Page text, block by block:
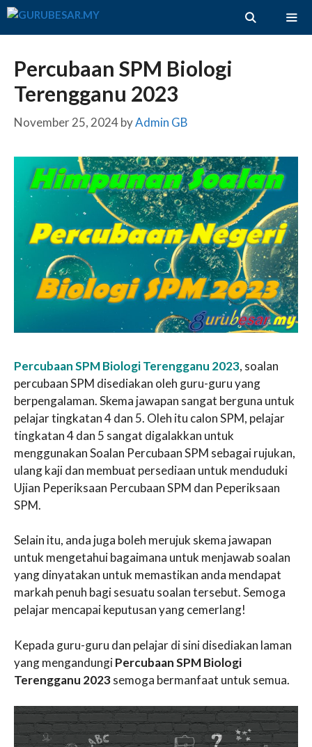
Skip
Percubaan SPM Biologi
Terengganu 2023
November 25, 2024byAdmin GB
Percubaan SPM Biologi Terengganu 2023, soalan
percubaan SPM disediakan oleh guru-guru yang
berpengalaman. Skema jawapan sangat berguna untuk
pelajar tingkatan 4 dan 5. Oleh itu calon SPM, pelajar
tingkatan 4 dan 5 sangat digalakkan untuk
menggunakan Soalan Percubaan SPM sebagai rujukan,
ulang kaji dan membuat persediaan untuk menduduki
Ujian Peperiksaan Percubaan SPM dan Peperiksaan
SPM.
Selain itu, anda juga boleh merujuk skema jawapan
untuk mengetahui bagaimana untuk menjawab soalan
yang dinyatakan untuk memastikan anda mendapat
markah penuh bagi sesuatu soalan tersebut. Semoga
pelajar mencapai keputusan yang cemerlang!
Kepada guru-guru dan pelajar di sini disediakan laman
yang mengandungiPercubaan SPM Biologi
Terengganu 2023semoga bermanfaat untuk semua.